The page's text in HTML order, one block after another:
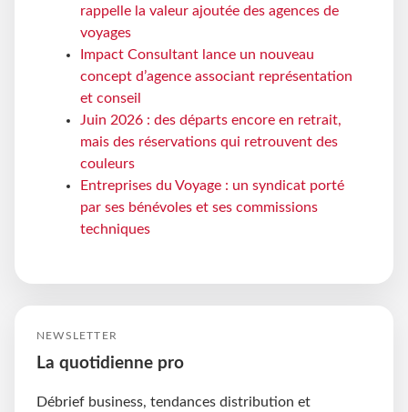
rappelle la valeur ajoutée des agences de
voyages
Impact Consultant lance un nouveau
concept d’agence associant représentation
et conseil
Juin 2026 : des départs encore en retrait,
mais des réservations qui retrouvent des
couleurs
Entreprises du Voyage : un syndicat porté
par ses bénévoles et ses commissions
techniques
NEWSLETTER
La quotidienne pro
Débrief business, tendances distribution et